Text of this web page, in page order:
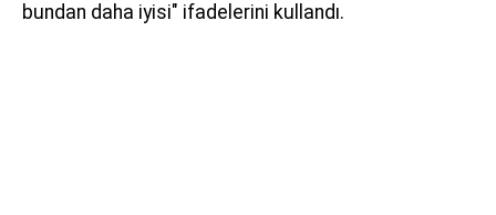
bundan daha iyisi" ifadelerini kullandı.